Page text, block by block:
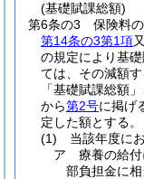
(基礎賦課総額)
第6条の3
保険料
第14条の3第1項
の規定により基
ては、その減額
「基礎賦課総額
から第2号に掲げ
定した額とする。
(1)
当該年度に
ア
療養の給
部負担金に